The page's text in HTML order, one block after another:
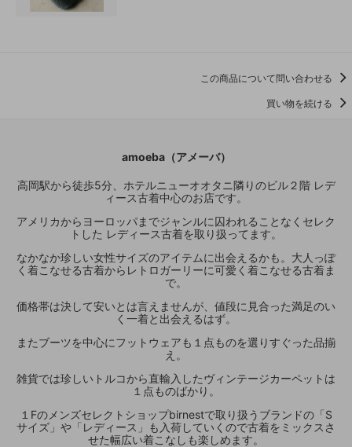
この商品について問い合わせる
買い物を続ける
amoeba（アメーバ）
高岡駅から徒歩5分、ホテルニューオオタニ隣りのビル２階 レデ
ィース古着中心のお店です。
アメリカからヨーロッパまでジャンルに囚われることなくセレク
トした レディース古着を取り扱ってます。
なかなか珍しい女性サイズのアイテムに出会えるかも。大人っぽ
く着こなせる古着からレトロガーリーに可愛く着こなせる古着ま
で。
価格帯は決して安いとは言えませんが、値段に見合った満足のい
く一着と出会えるはず。
またブーツを中心にフットウェアも１点ものを選りすぐった品揃
え。
雑貨では珍しいトルコから直輸入したヴィンテージカーペットは
１点ものばかり。
１Fのメンズセレクトショップbirnestで取り扱うブランドの「S
サイズ」や「レディース」も入荷していくので古着をミックスさ
せた幅広い着こなしも楽しめます。